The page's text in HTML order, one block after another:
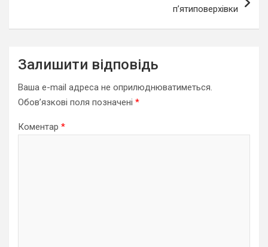
п’ятиповерхівки
Залишити відповідь
Ваша e-mail адреса не оприлюднюватиметься.
Обов’язкові поля позначені *
Коментар *